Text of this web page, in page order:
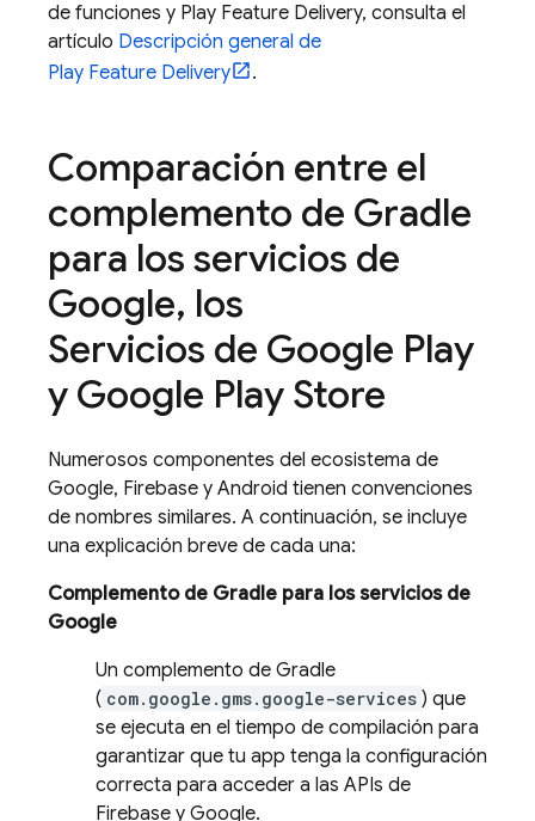
de funciones y Play Feature Delivery, consulta el
artículo Descripción general de
Play Feature Delivery
.
Comparación entre el
complemento de Gradle
para los servicios de
Google, los
Servicios de Google Play
y Google Play Store
Numerosos componentes del ecosistema de
Google, Firebase y Android tienen convenciones
de nombres similares. A continuación, se incluye
una explicación breve de cada una:
Complemento de Gradle para los servicios de
Google
Un complemento de Gradle
( com.google.gms.google-services ) que
se ejecuta en el tiempo de compilación para
garantizar que tu app tenga la configuración
correcta para acceder a las APIs de
Firebase y Google.